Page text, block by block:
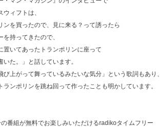
ウィフトは、
ンを買ったので、見に来る？って誘ったら
を持ってきたので、
置いてあったトランポリンに座って
いた。」と話しています。
び上がって舞っているみたいな気分」という歌詞もあり、
ランポリンを跳ね回って作ったことも明かしています。
番組が無料でお楽しみいただけるradikoタイムフリー